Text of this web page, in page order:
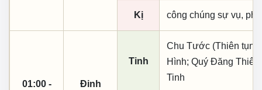
Kị công chúng sự vụ,
01:00 -
Đinh
Tinh
Chu Tước (Thiên
Hình; Quý Đăng
Tinh